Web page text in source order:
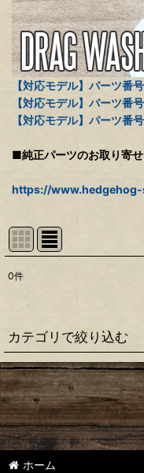
【対応モデル】パーツ
【対応モデル】パーツ
【対応モデル】パーツ
■純正パーツのお取り寄せ
https://
並び順
0件
カテゴリで絞り込む
【シマノ】22ステラ［
【シマノ】18-19ステラ
【シマノ】14ステラ［
ホーム